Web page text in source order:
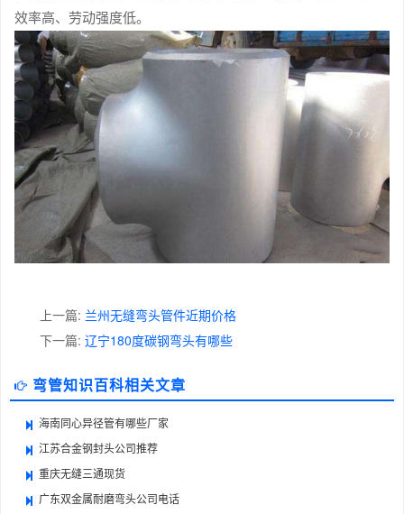
效率高、劳动强度低。
上一篇: 兰州无缝弯头管件近期价格
下一篇: 辽宁180度碳钢弯头有哪些
弯管知识百科相关文章
海南同心异径管有哪些厂家
江苏合金钢封头公司推荐
重庆无缝三通现货
广东双金属耐磨弯头公司电话